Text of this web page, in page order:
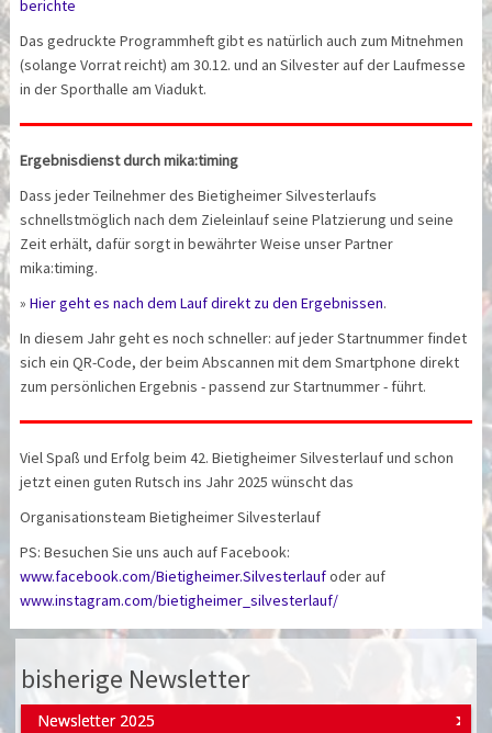
berichte
Das gedruckte Programmheft gibt es natürlich auch zum Mitnehmen
(solange Vorrat reicht) am 30.12. und an Silvester auf der Laufmesse
in der Sporthalle am Viadukt.
Ergebnisdienst durch mika:timing
Dass jeder Teilnehmer des Bietigheimer Silvesterlaufs
schnellstmöglich nach dem Zieleinlauf seine Platzierung und seine
Zeit erhält, dafür sorgt in bewährter Weise unser Partner
mika:timing.
»Hier geht es nach dem Lauf direkt zu den Ergebnissen.
In diesem Jahr geht es noch schneller: auf jeder Startnummer findet
sich ein QR-Code, der beim Abscannen mit dem Smartphone direkt
zum persönlichen Ergebnis - passend zur Startnummer - führt.
Viel Spaß und Erfolg beim 42. Bietigheimer Silvesterlauf und schon
jetzt einen guten Rutsch ins Jahr 2025 wünscht das
Organisationsteam Bietigheimer Silvesterlauf
PS: Besuchen Sie uns auch auf Facebook:
www.facebook.com/Bietigheimer.Silvesterlaufoder auf
www.instagram.com/bietigheimer_silvesterlauf/
bisherige Newsletter
Newsletter 2025